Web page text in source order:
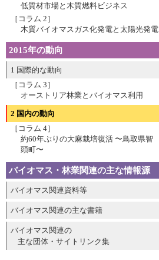
低質材市場と木質燃料ビジネス
［コラム 2］
木質バイオマスガス化発電と太陽光発電
2015年の動向
1 国際的な動向
［コラム 3］
オーストリア林業とバイオマス利用
2 国内の動向
［コラム 4］
約60年ぶりの大麻栽培復活 〜鳥取県智
頭町〜
バイオマス・林業関連の主な情報源
バイオマス関連資料等
バイオマス関連の主な書籍
バイオマス関連の
主な団体・サイトリンク集